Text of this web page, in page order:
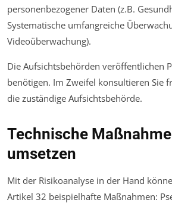
personenbezogener Daten (z.B.
Systematische umfangreiche
Videoüberwachung).
Die Aufsichtsbehörden veröffentlichen
benötigen. Im Zweifel konsultieren Sie
die zuständige Aufsichtsbehörde.
Technische
umsetzen
Mit der Risikoanalyse in der Hand
Artikel 32 beispielhafte Maßnahmen: